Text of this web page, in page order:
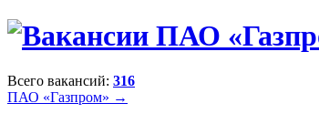
Всего вакансий: 316
ПАО «Газпром» →